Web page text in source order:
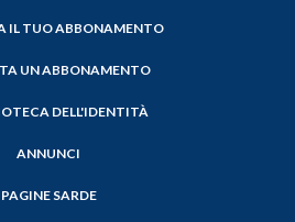
IL TUO ABBONAMENTO
UN ABBONAMENTO
DELL'IDENTITÀ
ANNUNCI
PAGINE SARDE